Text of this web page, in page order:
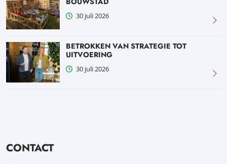
30 juli 2026
BETROKKEN VAN STRATEGIE TOT
UITVOERING
30 juli 2026
CONTACT